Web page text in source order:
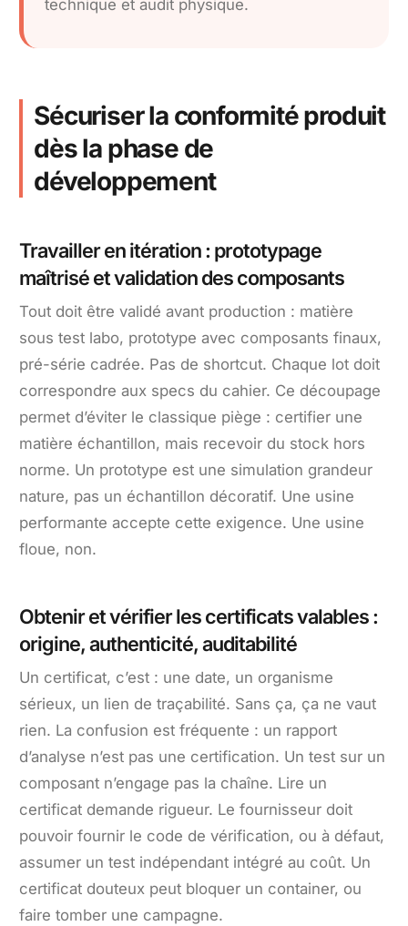
technique et audit physique.
Sécuriser la conformité produit
dès la phase de
développement
Travailler en itération : prototypage
maîtrisé et validation des composants
Tout doit être validé avant production : matière
sous test labo, prototype avec composants finaux,
pré-série cadrée. Pas de shortcut. Chaque lot doit
correspondre aux specs du cahier. Ce découpage
permet d’éviter le classique piège : certifier une
matière échantillon, mais recevoir du stock hors
norme. Un prototype est une simulation grandeur
nature, pas un échantillon décoratif. Une usine
performante accepte cette exigence. Une usine
floue, non.
Obtenir et vérifier les certificats valables :
origine, authenticité, auditabilité
Un certificat, c’est : une date, un organisme
sérieux, un lien de traçabilité. Sans ça, ça ne vaut
rien. La confusion est fréquente : un rapport
d’analyse n’est pas une certification. Un test sur un
composant n’engage pas la chaîne. Lire un
certificat demande rigueur. Le fournisseur doit
pouvoir fournir le code de vérification, ou à défaut,
assumer un test indépendant intégré au coût. Un
certificat douteux peut bloquer un container, ou
faire tomber une campagne.